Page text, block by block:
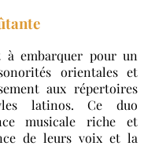
à embarquer pour un
orientales et
aux répertoires
latinos. Ce duo
musicale riche et
de leurs voix et la